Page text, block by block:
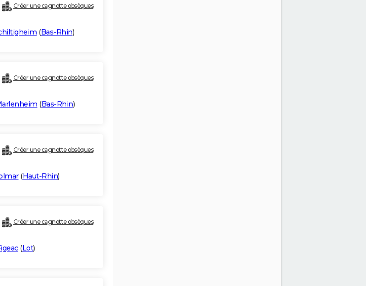
Créer une cagnotte obsèques
(Bas-Rhin)
Créer une cagnotte obsèques
(Bas-Rhin)
Créer une cagnotte obsèques
(Haut-Rhin)
Créer une cagnotte obsèques
(Lot)